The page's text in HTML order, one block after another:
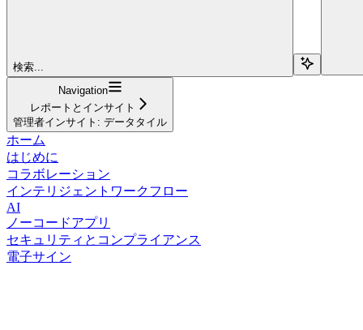
検索...
Navigation
レポートとインサイト
管理者インサイト: データタイル
ホーム
はじめに
コラボレーション
インテリジェントワークフロー
AI
ノーコードアプリ
セキュリティとコンプライアンス
電子サイン